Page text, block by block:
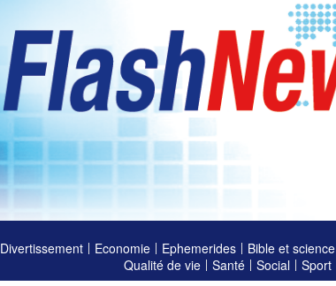
Divertissement Economie Ephemerides Bible et science
Qualité de vie
Santé Social Sport